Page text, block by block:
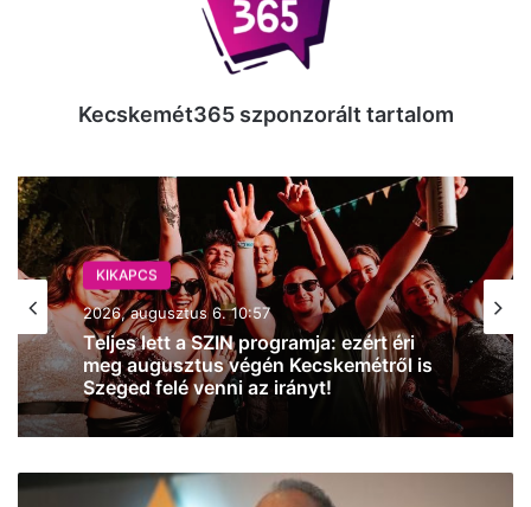
Kecskemét365 szponzorált tartalom
KIKAPCS
2026, augusztus 6. 10:57
Teljes lett a SZIN programja: ezért éri
meg augusztus végén Kecskemétről is
Szeged felé venni az irányt!
Nagy